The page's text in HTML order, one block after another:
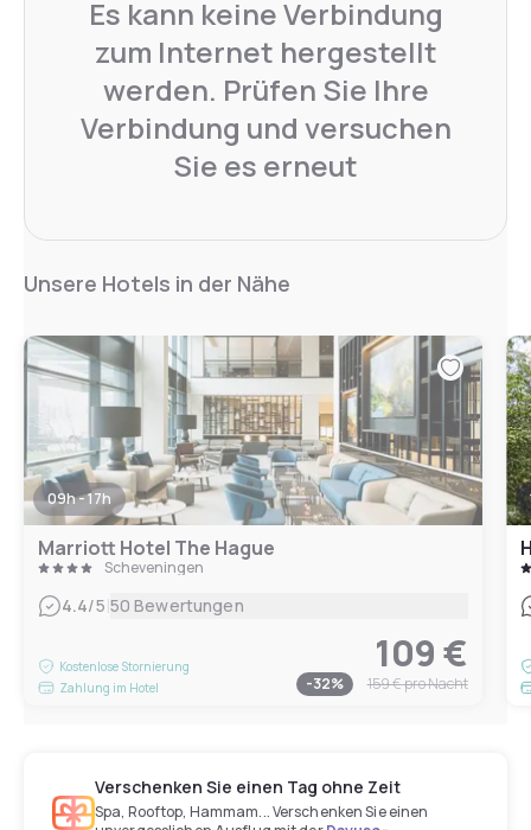
Es kann keine Verbindung
zum Internet hergestellt
werden. Prüfen Sie Ihre
Verbindung und versuchen
Sie es erneut
Unsere Hotels in der Nähe
09h - 17h
Marriott Hotel The Hague
Scheveningen
4.4/5|50 Bewertungen
Kostenlose Stornierung
Zahlung im Hotel
109 €
-32% 159 €pro Nacht
Verschenken Sie einen Tag ohne Zeit
Spa, Rooftop, Hammam... Verschenken Sie einen